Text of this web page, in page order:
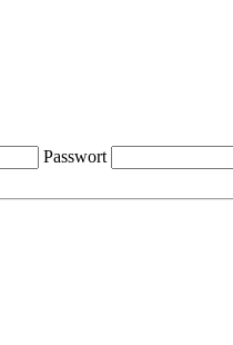
Passwort